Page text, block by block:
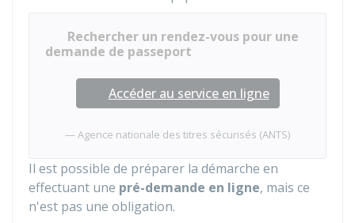
Rechercher un rendez-vous pour une
demande de passeport
Accéder au service en ligne
Agence nationale des titres sécurisés (ANTS)
Il est possible de préparer la démarche en
effectuant une pré-demande en ligne, mais ce
n'est pas une obligation.